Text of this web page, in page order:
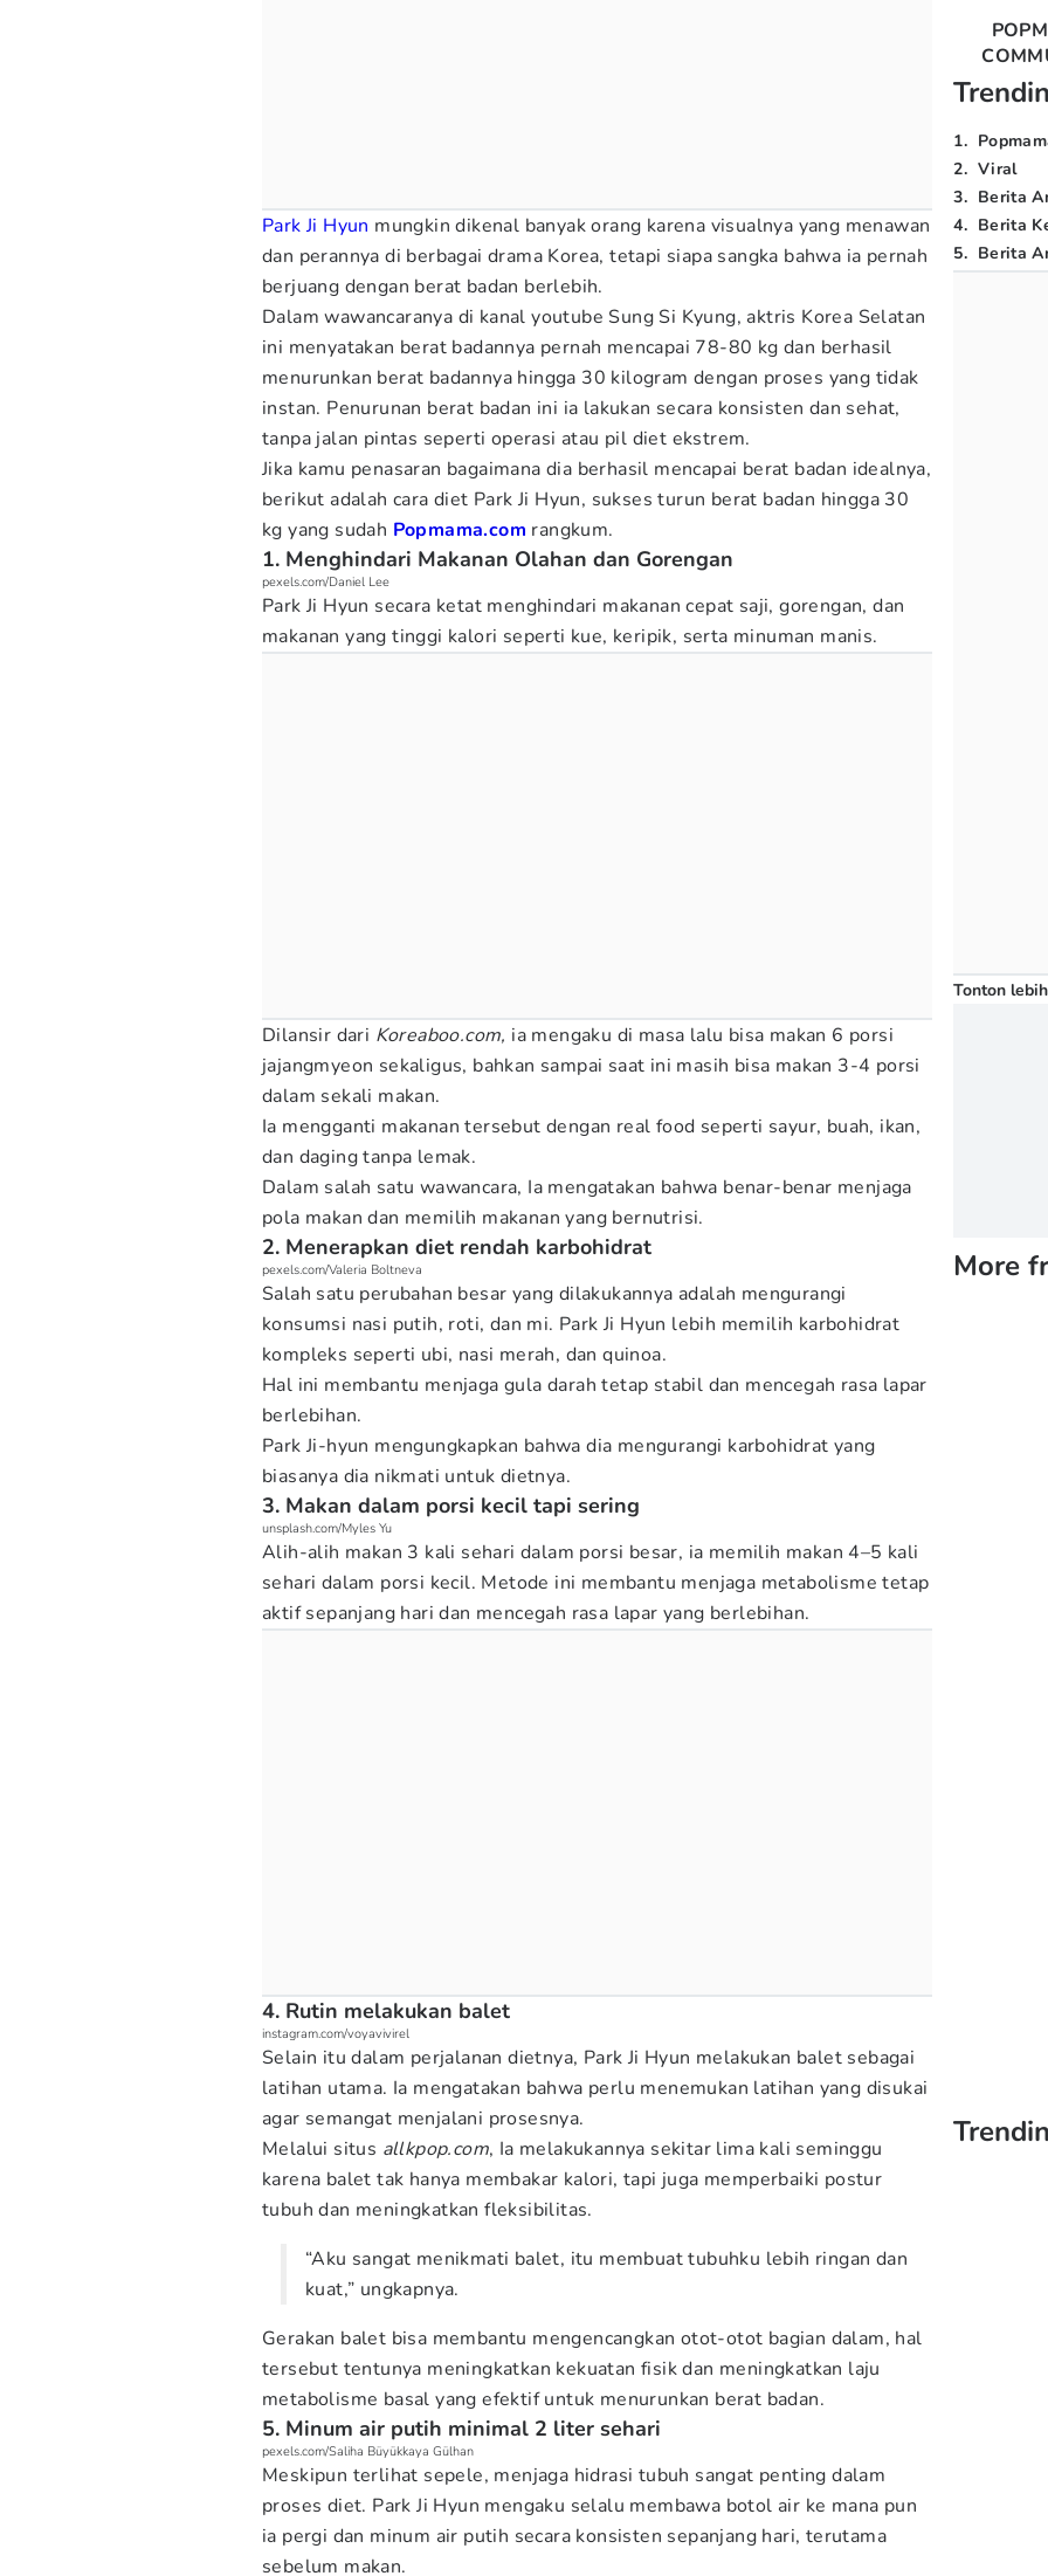
Park Ji Hyun mungkin dikenal banyak orang karena visualnya yang menawan
dan perannya di berbagai drama Korea, tetapi siapa sangka bahwa ia pernah
berjuang dengan berat badan berlebih.
Dalam wawancaranya di kanal youtube Sung Si Kyung, aktris Korea Selatan
ini menyatakan berat badannya pernah mencapai 78-80 kg dan berhasil
menurunkan berat badannya hingga 30 kilogram dengan proses yang tidak
instan. Penurunan berat badan ini ia lakukan secara konsisten dan sehat,
tanpa jalan pintas seperti operasi atau pil diet ekstrem.
Jika kamu penasaran bagaimana dia berhasil mencapai berat badan idealnya,
berikut adalah cara diet Park Ji Hyun, sukses turun berat badan hingga 30
kg yang sudah Popmama.com rangkum.
1. Menghindari Makanan Olahan dan Gorengan
pexels.com/Daniel Lee
Park Ji Hyun secara ketat menghindari makanan cepat saji, gorengan, dan
makanan yang tinggi kalori seperti kue, keripik, serta minuman manis.
Dilansir dari Koreaboo.com, ia mengaku di masa lalu bisa makan 6 porsi
jajangmyeon sekaligus, bahkan sampai saat ini masih bisa makan 3-4 porsi
dalam sekali makan.
Ia mengganti makanan tersebut dengan real food seperti sayur, buah, ikan,
dan daging tanpa lemak.
Dalam salah satu wawancara, Ia mengatakan bahwa benar-benar menjaga
pola makan dan memilih makanan yang bernutrisi.
2. Menerapkan diet rendah karbohidrat
pexels.com/Valeria Boltneva
Salah satu perubahan besar yang dilakukannya adalah mengurangi
konsumsi nasi putih, roti, dan mi. Park Ji Hyun lebih memilih karbohidrat
kompleks seperti ubi, nasi merah, dan quinoa.
Hal ini membantu menjaga gula darah tetap stabil dan mencegah rasa lapar
berlebihan.
Park Ji-hyun mengungkapkan bahwa dia mengurangi karbohidrat yang
biasanya dia nikmati untuk dietnya.
3. Makan dalam porsi kecil tapi sering
unsplash.com/Myles Yu
Alih-alih makan 3 kali sehari dalam porsi besar, ia memilih makan 4–5 kali
sehari dalam porsi kecil. Metode ini membantu menjaga metabolisme tetap
aktif sepanjang hari dan mencegah rasa lapar yang berlebihan.
4. Rutin melakukan balet
instagram.com/voyavivirel
Selain itu dalam perjalanan dietnya, Park Ji Hyun melakukan balet sebagai
latihan utama. Ia mengatakan bahwa perlu menemukan latihan yang disukai
agar semangat menjalani prosesnya.
Melalui situs allkpop.com, Ia melakukannya sekitar lima kali seminggu
karena balet tak hanya membakar kalori, tapi juga memperbaiki postur
tubuh dan meningkatkan fleksibilitas.
“Aku sangat menikmati balet, itu membuat tubuhku lebih ringan dan
kuat,” ungkapnya.
Gerakan balet bisa membantu mengencangkan otot-otot bagian dalam, hal
tersebut tentunya meningkatkan kekuatan fisik dan meningkatkan laju
metabolisme basal yang efektif untuk menurunkan berat badan.
5. Minum air putih minimal 2 liter sehari
pexels.com/Saliha Büyükkaya Gülhan
Meskipun terlihat sepele, menjaga hidrasi tubuh sangat penting dalam
proses diet. Park Ji Hyun mengaku selalu membawa botol air ke mana pun
ia pergi dan minum air putih secara konsisten sepanjang hari, terutama
sebelum makan.
1.
2. Viral
3. Berita
4. Berita
5. Berita
Tonton
More